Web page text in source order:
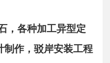
，各种加工异型定
制作，驳岸安装工程